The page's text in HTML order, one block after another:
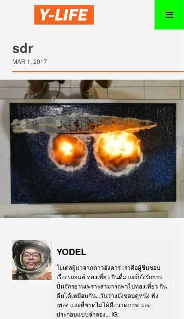
sdr
MAR 1, 2017
YODEL
โยเดลผู้มาจากดาวอังคาร เราคือผู้ชื่นชอบ
เรื่องรถยนต์ ท่องเที่ยว กินดื่ม แต่ก็ยังรักการ
ปั่นจักรยานเพราะสามารถพาไปท่องเที่ยว กิน
ดื่มได้เหมือนกัน...วันว่างยังชอบดูหนัง ฟัง
เพลง และที่ขาดไม่ได้คือวาดภาพ และ
ประกอบแบบจำลอง... IG: